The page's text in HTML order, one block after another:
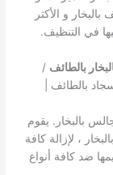
و الأكثر
في التنظيف.
بالطائف /
بالطائف |
بالبخار. يقوم
، لإزالة كافة
ضد كافة أنواع